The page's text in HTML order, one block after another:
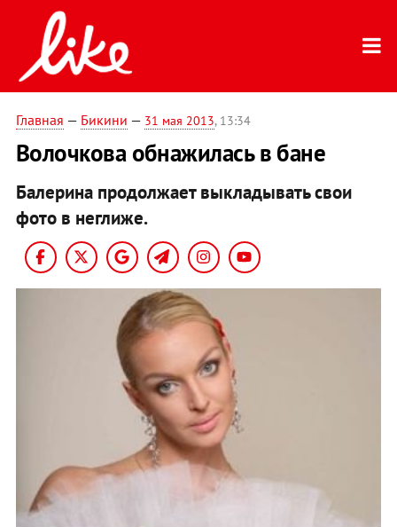
Главная — Бикини — 31 мая 2013, 13:34
Волочкова обнажилась в бане
Балерина продолжает выкладывать свои
фото в неглиже.